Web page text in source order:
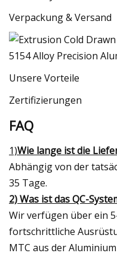
Verpackung & Versand
Unsere Vorteile
Zertifizierungen
FAQ
1)Wie lange ist die
Abhängig von der
35 Tage.
2) Was ist das QC-
Wir verfügen über ein
fortschrittliche
MTC aus der